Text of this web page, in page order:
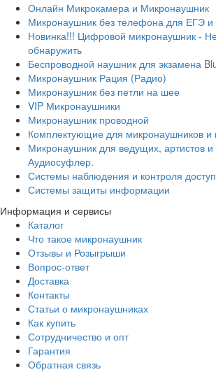
Онлайн Микрокамера и Микронаушник
Микронаушник без телефона для ЕГЭ
Новинка!!! Цифровой микронаушник -
обнаружить
Беспроводной наушник для экзамена
Микронаушник Рация (Радио)
Микронаушник без петли на шее
VIP Микронаушники
Микронаушник проводной
Комплектующие для микронаушников и
Микронаушник для ведущих, артистов и
Аудиосуфлер.
Системы наблюдения и контроля
Системы защиты информации
Информация и сервисы
Каталог
Что такое микронаушник
Отзывы и Розыгрыши
Вопрос-ответ
Доставка
Контакты
Статьи о микронаушниках
Как купить
Сотрудничество и опт
Гарантия
Обратная связь